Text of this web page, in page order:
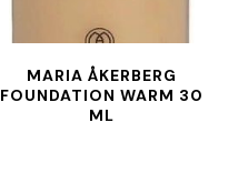
MARIA ÅKERBERG
FOUNDATION WARM 30
ML